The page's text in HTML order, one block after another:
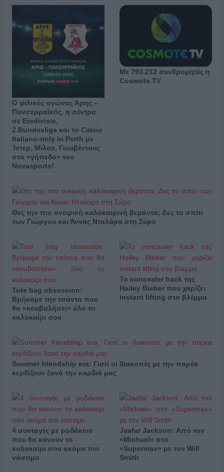
Ο φιλικός αγώνας Άρης –
Πανσερραϊκός, η σέντρα
σε Eredivisie,
2.Bundesliga και το Calcio
Italiano-only in Perth με
Ίντερ, Μίλαν, Γιουβέντους
στο «γήπεδο» του
Novasports!
Με 793.212 συνδρομητές η
Cosmote TV
Θες την πιο ονειρική καλοκαιρινή βεράντα; Δες το σπίτι
των Γιώργου και Άννας Νταλάρα στη Σύρο
Tote bag obsession:
Βρήκαμε την τσάντα που
θα «κουβαλήσει» όλο το
καλοκαίρι σου
Το concealer hack της
Hailey Bieber που χαρίζει
instant lifting στο βλέμμα
Summer friendship era: Γιατί οι διακοπές με την παρέα
κερδίζουν ξανά την καρδιά μας
4 συνταγές με ροδάκινο
που θα κάνουν το
καλοκαίρι σου ακόμα πιο
νόστιμο
Jaafar Jackson: Από τον
«Michael» στο
«Supermax» με τον Will
Smith